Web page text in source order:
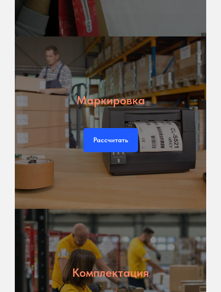
Маркировка
Рассчитать
Комплектация